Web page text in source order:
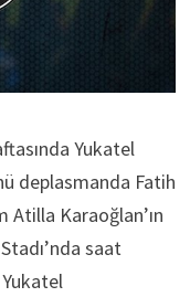
Yukatel
deplasmanda Fatih
Atilla Karaoğlan’ın
saat